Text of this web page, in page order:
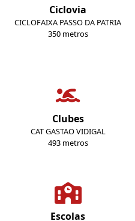
Ciclovia
CICLOFAIXA PASSO DA PATRIA
350 metros
Clubes
CAT GASTAO VIDIGAL
493 metros
Escolas